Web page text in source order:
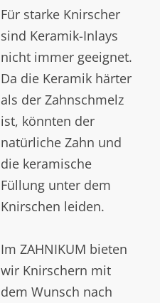
Für starke Knirscher
sind Keramik-Inlays
nicht immer geeignet.
Da die Keramik härter
als der Zahnschmelz
ist, könnten der
natürliche Zahn und
die keramische
Füllung unter dem
Knirschen leiden.
Im ZAHNIKUM bieten
wir Knirschern mit
dem Wunsch nach